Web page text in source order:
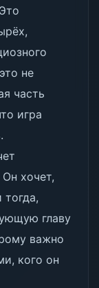
не
часть
игра
хочет,
главу
важно
кого он